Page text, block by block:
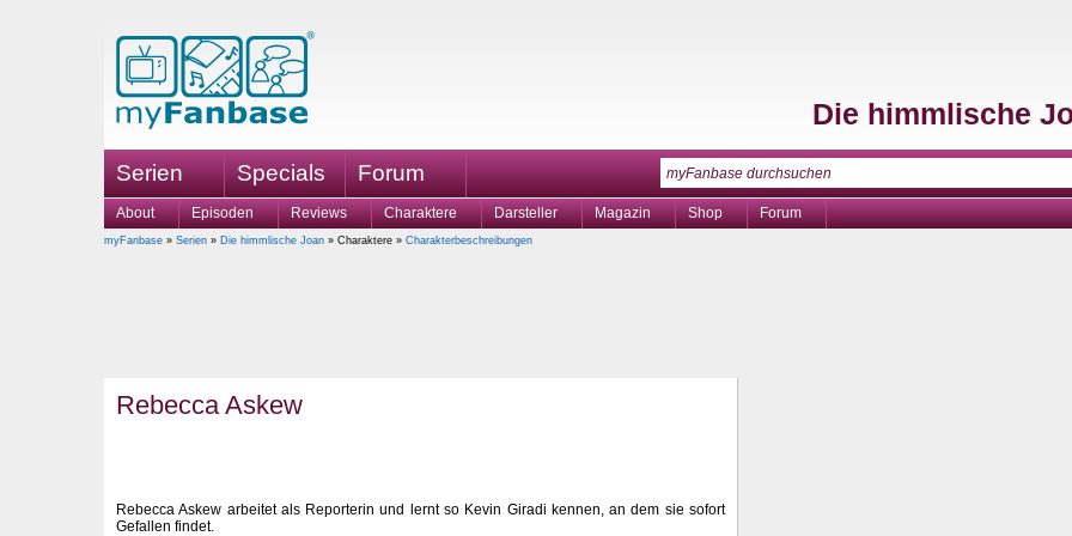
Die himmlische
Serien Specials Forum
About Episoden Reviews Charaktere Darsteller Magazin Shop Forum
myFanbase » Serien » Die himmlische Joan » Charaktere » Charakterbeschreibungen
Rebecca Askew
Rebecca Askew arbeitet als Reporterin und lernt so Kevin Giradi kennen, an dem sie sofort
Gefallen findet.